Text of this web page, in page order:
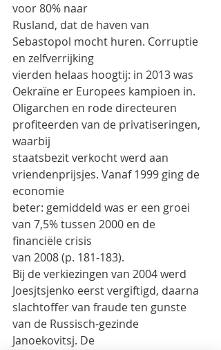
voor 80% naar
Rusland, dat de haven van
Sebastopol mocht huren. Corruptie
en zelfverrijking
vierden helaas hoogtij: in 2013 was
Oekraïne er Europees kampioen in.
Oligarchen en rode directeuren
profiteerden van de privatiseringen,
waarbij
staatsbezit verkocht werd aan
vriendenprijsjes. Vanaf 1999 ging de
economie
beter: gemiddeld was er een groei
van 7,5% tussen 2000 en de
financiële crisis
van 2008 (p. 181-183).
Bij de verkiezingen van 2004 werd
Joesjtsjenko eerst vergiftigd, daarna
slachtoffer van fraude ten gunste
van de Russisch-gezinde
Janoekovitsj. De